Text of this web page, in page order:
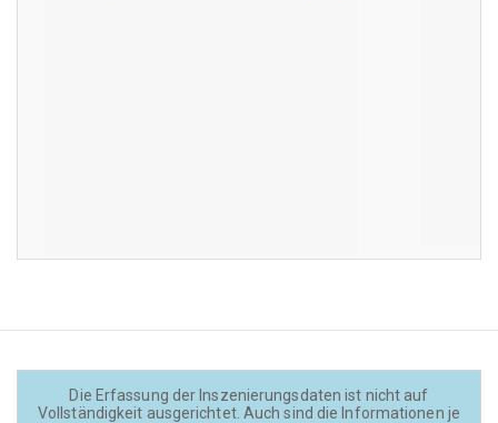
Die Erfassung der Inszenierungsdaten ist nicht auf
Vollständigkeit ausgerichtet. Auch sind die Informationen je